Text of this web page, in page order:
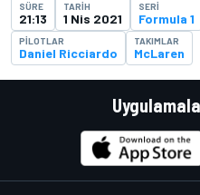
SÜRE
21:13
TARIH
1 Nis 2021
SERI
Formula 1
PILOTLAR
Daniel Ricciardo
TAKIMLAR
McLaren